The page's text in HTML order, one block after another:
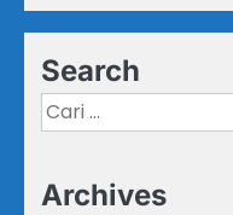
Search
Cari
untuk:
Archives